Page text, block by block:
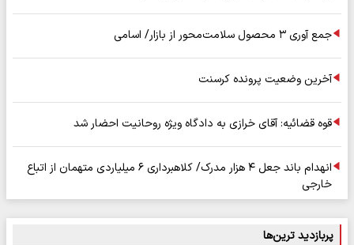
جمع آوری ۳ محصول سلامت‌محور از بازار/ اسامی
آخرین وضعیت پرونده کرسنت
قوه قضائیه: آقای خرازی به دادگاه ویژه روحانیت احضار شد
انهدام باند جعل ۴ هزار مدرک/ کلاهبرداری ۶ میلیاردی متهمان از اتباع
خارجی
پربازدید ترین‌ها